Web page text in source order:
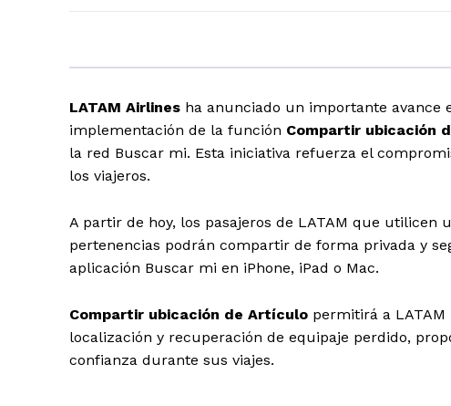
LATAM Airlines ha anunciado un importante avance
implementación de la función Compartir ubicación
la red Buscar mi. Esta iniciativa refuerza el
los viajeros.
A partir de hoy, los pasajeros de LATAM que utilicen
pertenencias podrán compartir de forma privada y
aplicación Buscar mi en iPhone, iPad o Mac.
Compartir ubicación de Artículo permitirá a
localización y recuperación de equipaje perdido,
confianza durante sus viajes.